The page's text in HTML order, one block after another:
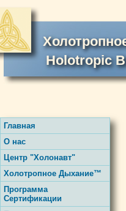
Holotropic
Главная
О нас
Центр "Холонавт"
Холотропное Дыхание™
Программа
Сертификации